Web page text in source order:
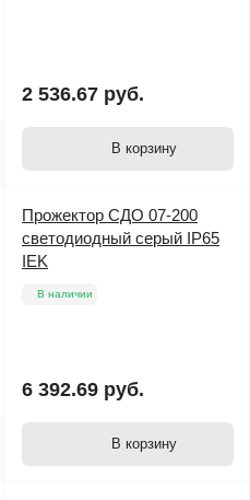
2 536.67 руб.
В корзину
Прожектор СДО 07-200
светодиодный серый IP65
IEK
В наличии
6 392.69 руб.
В корзину